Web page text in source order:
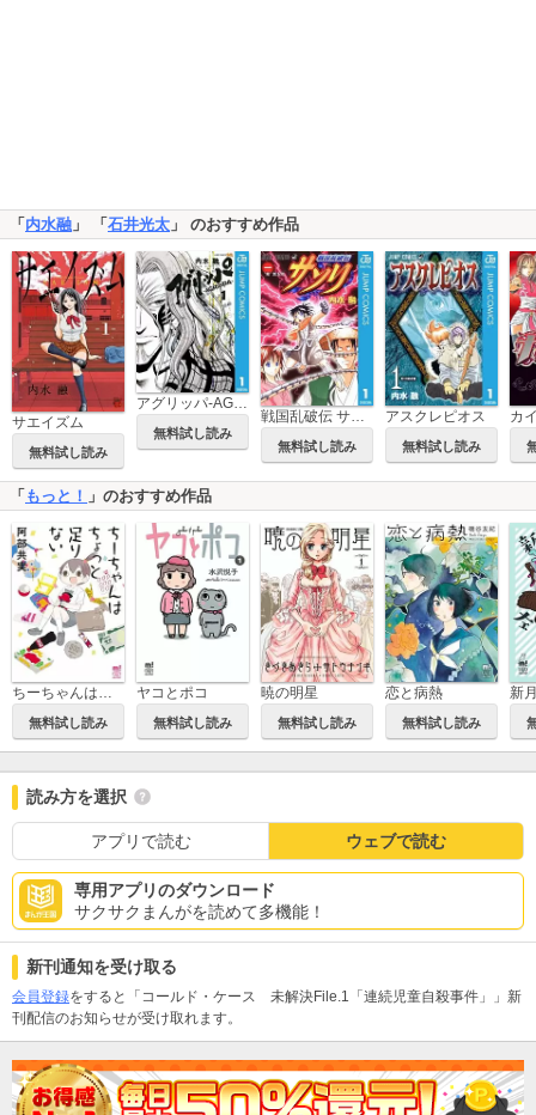
「 内水融 」 「 石井光太 」 のおすすめ作品
サエイズム
無料試し読み
アグリッパ-AGRIPPA-
無料試し読み
無料試し読み
アスクレピオス
無料試し読み
カ
「 もっと！ 」のおすすめ作品
ちーちゃんはちょっと足りない
無料試し読み
ヤコとポコ
無料試し読み
暁の明星
無料試し読み
恋と病熱
無料試し読み
新
読み方を選択
アプリで読む ウェブで読む
専用アプリのダウンロード
サクサクまんがを読めて多機能！
新刊通知を受け取る
会員登録をすると「コールド・ケース 未解決File.1「連続児童自殺事件」」新
刊配信のお知らせが受け取れます。